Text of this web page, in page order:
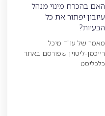
האם בהכרח מינוי מנהל
עיזבון יפתור את כל
הבעיות?
מאמר של עו"ד מיכל
רייכמן-ליטוין שפורסם באתר
כלכליסט